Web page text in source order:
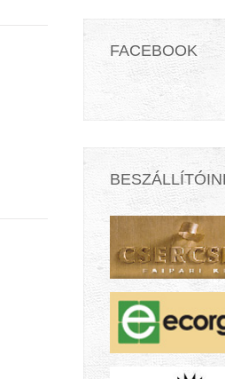
FACEBOOK